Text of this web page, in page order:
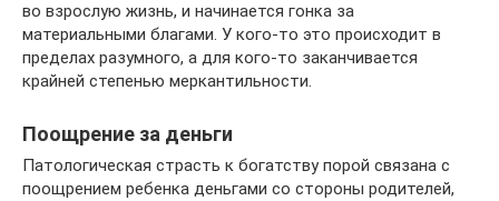
во взрослую жизнь, и начинается гонка за
материальными благами. У кого-то это происходит в
пределах разумного, а для кого-то заканчивается
крайней степенью меркантильности.
Поощрение за деньги
Патологическая страсть к богатству порой связана с
поощрением ребенка деньгами со стороны родителей,